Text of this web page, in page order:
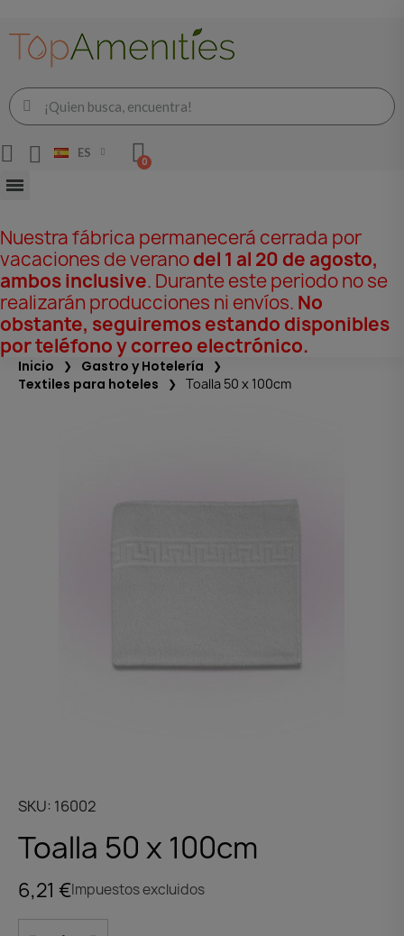
ES
Nuestra fábrica permanecerá cerrada por
vacaciones de veranodel 1 al 20 de agosto,
ambos inclusive. Durante este periodo no se
realizarán producciones ni envíos. No
obstante, seguiremos estando disponibles
por teléfono y correo electrónico.
Inicio
Gastro y Hotelería
Textiles para hoteles
Toalla 50 x 100cm
SKU 16002
Toalla 50 x 100cm
6,21 €Impuestos excluidos